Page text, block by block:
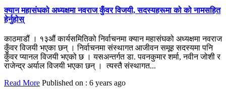
क्यान महासंघको अध्यक्षमा नवराज कुँवर विजयी, सदस्यहरूमा को को नामसहित
हेर्नुहोस्
काठमाडौं । १३औं कार्यसमितिको निर्वाचनमा क्यान महासंघको अध्यक्षमा नवराज
कुँवर विजयी भएका छन् । निर्वाचनमा संस्थागत आजीवन समूह सदस्यमा पनि
कुँवर प्यानल विजयी भएको छ । यसअन्तर्गत डा. पवनकुमार शर्मा, नवीन जोशी र
राजेन्द्र अर्याल विजयी भएका छन् । त्यस्तै संस्थागत...
Read More Published on : 6 years ago